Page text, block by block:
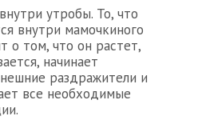
утробы. То, что
внутри мамочкиного
о том, что он растет,
начинает
раздражители и
все необходимые